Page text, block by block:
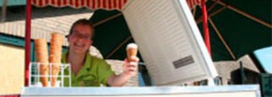
Nieuws, interviews & blogs
Eten
Drinken
Slapen